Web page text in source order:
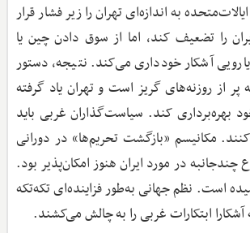
به اندازه‌ای تهران را زیر فشار قرار
را تضعیف کند، اما از سوق دادن چین یا
آشکار خودداری می‌کند. نتیجه، دستور
از روزنه‌های گریز است و تهران یاد گرفته
بهره‌برداری کند. سیاست‌گذاران غربی باید
مکانیسم «بازگشت تحریم‌ها» در دورانی
در مورد ایران هنوز امکان‌پذیر بود.
است. نظم جهانی به‌طور فزاینده‌ای تکه‌تکه
ابتکارات غربی را به چالش می‌کشند.